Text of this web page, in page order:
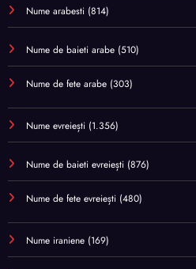
Nume arabesti (814)
Nume de baieti arabe (510)
Nume de fete arabe (303)
Nume evreiești (1.356)
Nume de baieti evreiești (876)
Nume de fete evreiești (480)
Nume iraniene (169)